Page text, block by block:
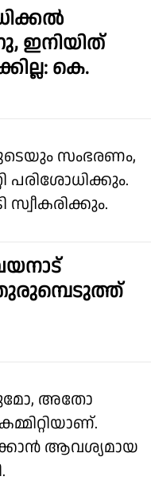
ഇനിയിത്
കെ.
സംഭരണം,
പരിശോധിക്കും.
വയനാട്
അതോ
ആവശ്യമായ